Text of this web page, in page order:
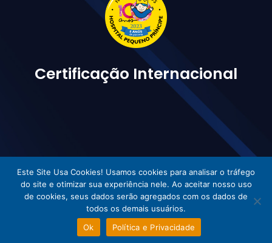
Certificação Internacional
Vetorlog © Todos os direitos reservados - Desenvolvido por Incom
Este Site Usa Cookies! Usamos cookies para analisar o tráfego
do site e otimizar sua experiência nele. Ao aceitar nosso uso
de cookies, seus dados serão agregados com os dados de
todos os demais usuários.
Ok
Política e Privacidade